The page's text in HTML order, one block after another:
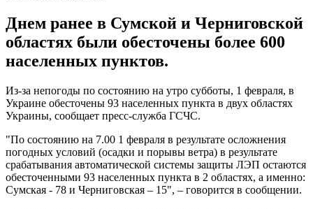
Днем ранее в Сумской и Черниговской
областях были обесточены более 600
населенных пунктов.
Из-за непогоды по состоянию на утро субботы, 1 февраля, в
Украине обесточены 93 населенных пункта в двух областях
Украины, сообщает пресс-служба ГСЧС.
"По состоянию на 7.00 1 февраля в результате осложнения
погодных условий (осадки и порывы ветра) в результате
срабатывания автоматической системы защиты ЛЭП остаются
обесточенными 93 населенных пункта в 2 областях, а именно:
Сумская - 78 и Черниговская – 15", – говорится в сообщении.